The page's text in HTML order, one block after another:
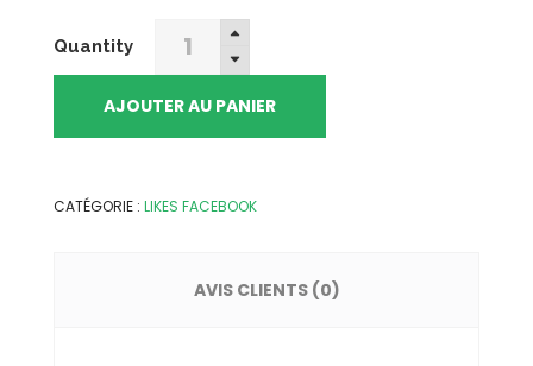
Quantity
2500
Facebook
Photo/Statut/Video
AJOUTER AU PANIER
CATÉGORIE : LIKES FACEBOOK
AVIS CLIENTS (0)